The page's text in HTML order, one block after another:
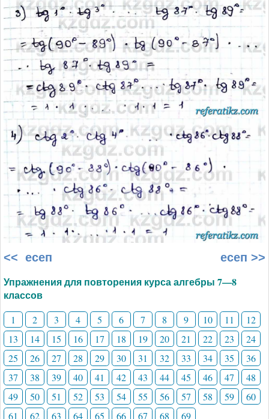
<< есеп есеп >>
Упражнения для повторения курса алгебры 7—8
классов
1 2 3 4 5 6 7 8 9 10 11
12
13
14 15 16 17 18 19 20 21 22 23
24
25
26 27 28 29 30 31 32 33 34 35
36
37
38 39 40 41 42 43 44 45 46 47
48
49
50 51 52 53 54 55 56 57 58 59
60
61
62 63 64 65 66 67 68 69